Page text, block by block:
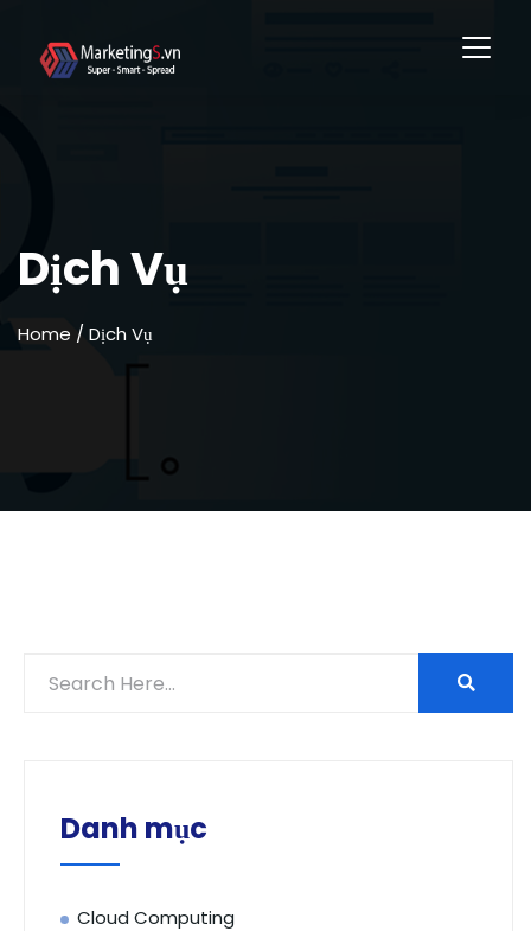
Dịch Vụ
Home / Dịch Vụ
Danh mục
Cloud Computing